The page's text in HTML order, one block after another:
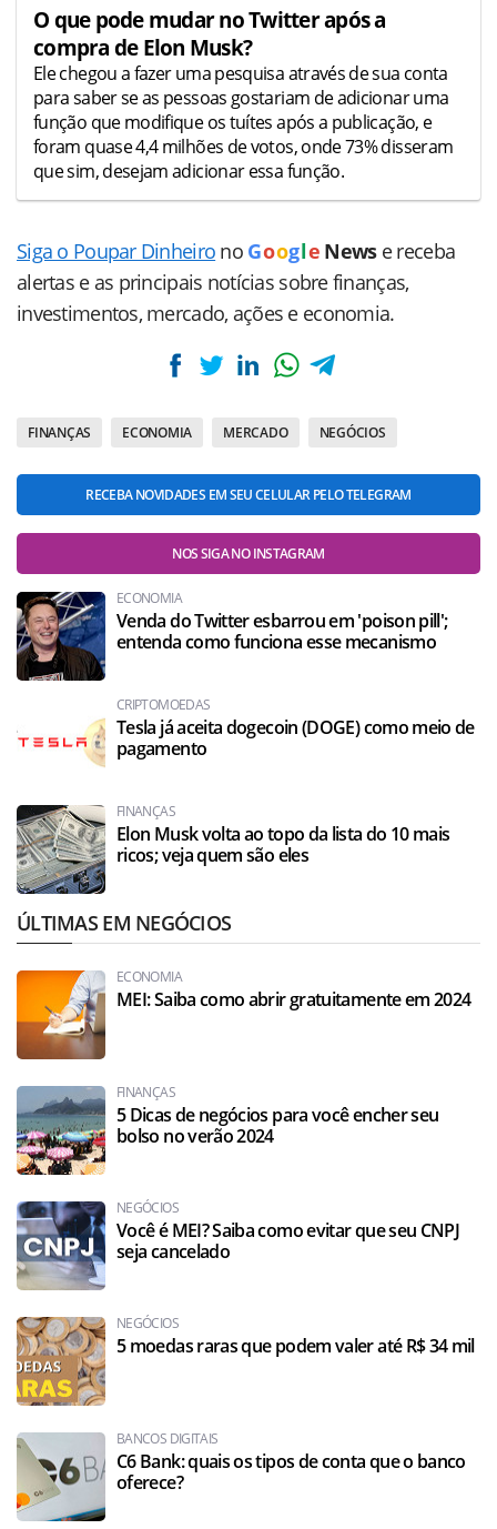
O que pode mudar no Twitter após a
compra de Elon Musk?
Ele chegou a fazer uma pesquisa através de sua conta
para saber se as pessoas gostariam de adicionar uma
função que modifique os tuítes após a publicação, e
foram quase 4,4 milhões de votos, onde 73% disseram
que sim, desejam adicionar essa função.
Siga o Poupar Dinheiro no Goog le News e receba
alertas e as principais notícias sobre finanças,
investimentos, mercado, ações e economia.
FINANÇAS ECONOMIA MERCADO NEGÓCIOS
RECEBA NOVIDADES EM SEU CELULAR PELO TELEGRAM
NOS SIGA NO INSTAGRAM
ECONOMIA
Venda do Twitter esbarrou em 'poison pill';
entenda como funciona esse mecanismo
CRIPTOMOEDAS
Tesla já aceita dogecoin (DOGE) como meio de
pagamento
FINANÇAS
Elon Musk volta ao topo da lista do 10 mais
ricos; veja quem são eles
ÚLTIMAS EM NEGÓCIOS
ECONOMIA
MEI: Saiba como abrir gratuitamente em 2024
FINANÇAS
5 Dicas de negócios para você encher seu
bolso no verão 2024
NEGÓCIOS
Você é MEI? Saiba como evitar que seu CNPJ
seja cancelado
NEGÓCIOS
5 moedas raras que podem valer até R$ 34 mil
BANCOS DIGITAIS
C6 Bank: quais os tipos de conta que o banco
oferece?